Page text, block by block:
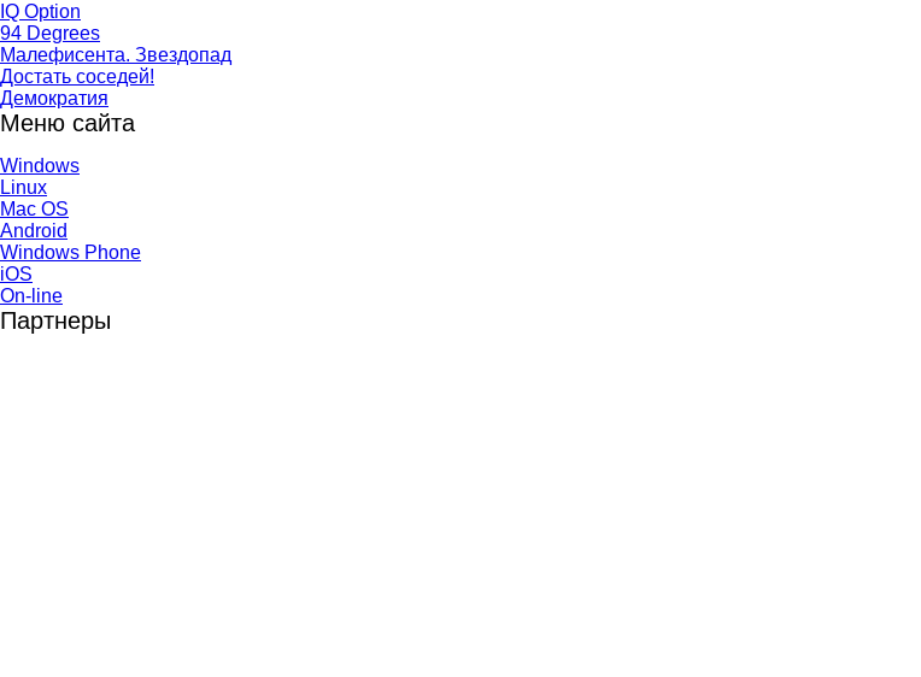
IQ Option
94 Degrees
Малефисента. Звездопад
Достать соседей!
Демократия
Меню сайта
Windows
Linux
Mac OS
Android
Windows Phone
iOS
On-line
Партнеры